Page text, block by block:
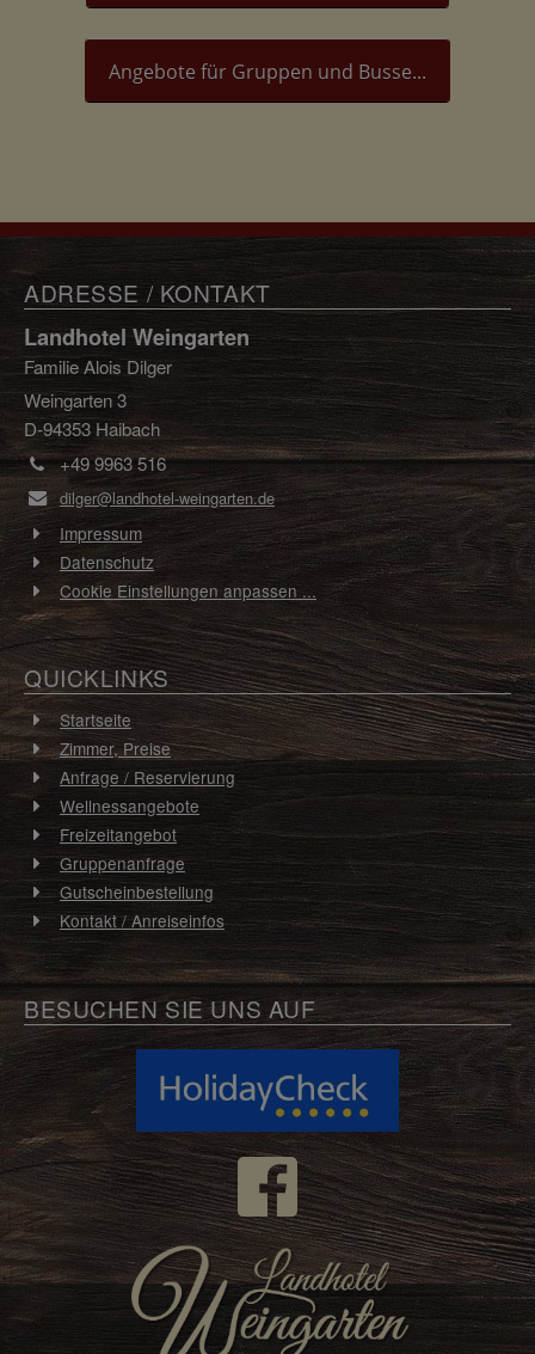
Angebote für Gruppen und Busse...
ADRESSE / KONTAKT
Landhotel Weingarten
Familie Alois Dilger
Weingarten 3
D-94353 Haibach
+49 9963 516
dilger@landhotel-weingarten.de
Impressum
Datenschutz
Cookie Einstellungen anpassen ...
QUICKLINKS
Startseite
Zimmer, Preise
Anfrage / Reservierung
Wellnessangebote
Freizeitangebot
Gruppenanfrage
Gutscheinbestellung
Kontakt / Anreiseinfos
BESUCHEN SIE UNS AUF